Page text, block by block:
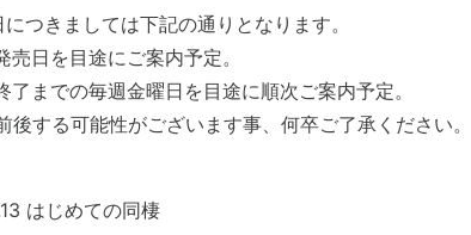
つきましては下記の通りとなります。
日を目途にご案内予定。
までの毎週金曜日を目途に順次ご案内予定。
する可能性がございます事、何卒ご了承ください。
はじめての同棲